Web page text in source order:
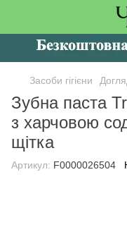
Засоби гігієни
Зубна паста
з харчовою
щітка
Артикул: F0000026504